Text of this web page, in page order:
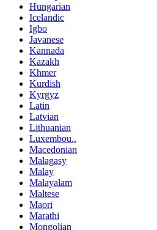
Hungarian
Icelandic
Igbo
Javanese
Kannada
Kazakh
Khmer
Kurdish
Kyrgyz
Latin
Latvian
Lithuanian
Luxembou..
Macedonian
Malagasy
Malay
Malayalam
Maltese
Maori
Marathi
Mongolian